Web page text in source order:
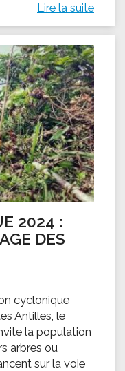
Lire la suite
2024 :
DES
cyclonique
Antilles, le
la population
arbres ou
sur la voie